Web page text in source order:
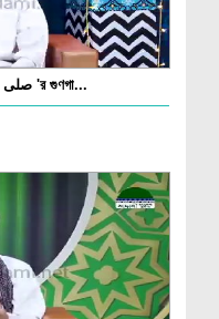
প্রিয় নবী صلی اللہ علیہ وآلہ وصحبہ وسلم 'র গুণগা...